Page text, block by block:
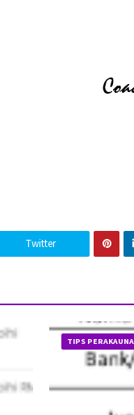
Twitter
TIPS